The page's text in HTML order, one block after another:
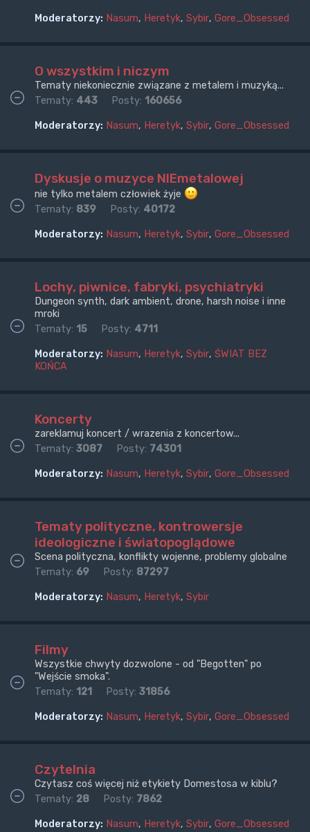
Moderatorzy: Nasum, Heretyk, Sybir, Gore_Obsessed
O wszystkim i niczym
Tematy niekoniecznie związane z metalem i muzyką...
Tematy: 443 Posty: 160656
Moderatorzy: Nasum, Heretyk, Sybir, Gore_Obsessed
Dyskusje o muzyce NIEmetalowej
nie tylko metalem człowiek żyje
Tematy: 839 Posty: 40172
Moderatorzy: Nasum, Heretyk, Sybir, Gore_Obsessed
Lochy, piwnice, fabryki, psychiatryki
Dungeon synth, dark ambient, drone, harsh noise i inne
mroki
Tematy: 15 Posty: 4711
Moderatorzy: Nasum, Heretyk, Sybir, ŚWIAT BEZ
KOŃCA
Koncerty
zareklamuj koncert / wrazenia z koncertow...
Tematy: 3087 Posty: 74301
Moderatorzy: Nasum, Heretyk, Sybir, Gore_Obsessed
Tematy polityczne, kontrowersje
ideologiczne i światopoglądowe
Scena polityczna, konflikty wojenne, problemy globalne
Tematy: 69 Posty: 87297
Moderatorzy: Nasum, Heretyk, Sybir
Filmy
Wszystkie chwyty dozwolone - od "Begotten" po
"Wejście smoka".
Tematy: 121 Posty: 31856
Moderatorzy: Nasum, Heretyk, Sybir, Gore_Obsessed
Czytelnia
Czytasz coś więcej niż etykiety Domestosa w kiblu?
Tematy: 28 Posty: 7862
Moderatorzy: Nasum, Heretyk, Sybir, Gore_Obsessed